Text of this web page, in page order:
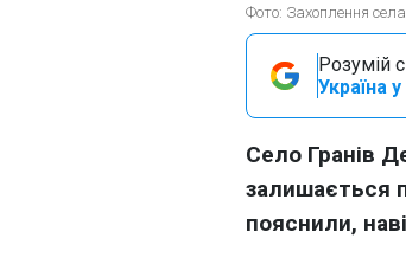
Фото: Захоплення
Розумій
Україна
Село Гранів
залишається
пояснили,